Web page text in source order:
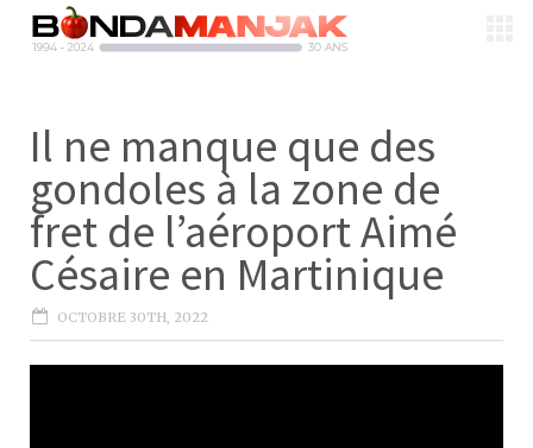
Il ne manque que des
gondoles à la zone de
fret de l’aéroport Aimé
Césaire en Martinique
OCTOBRE 30TH, 2022